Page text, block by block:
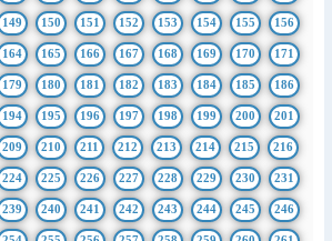
149 150 151 152 153 154 155 156
164 165 166 167 168 169 170 171
179 180 181 182 183 184 185 186
194 195 196 197 198 199 200 201
209 210 211 212 213 214 215 216
224 225 226 227 228 229 230 231
239 240 241 242 243 244 245 246